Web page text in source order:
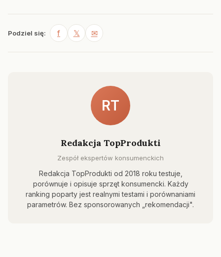
Podziel się: f 𝕏 ✉
RT
Redakcja TopProdukti
Zespół ekspertów konsumenckich
Redakcja TopProdukti od 2018 roku testuje,
porównuje i opisuje sprzęt konsumencki. Każdy
ranking poparty jest realnymi testami i porównaniami
parametrów. Bez sponsorowanych „rekomendacji".